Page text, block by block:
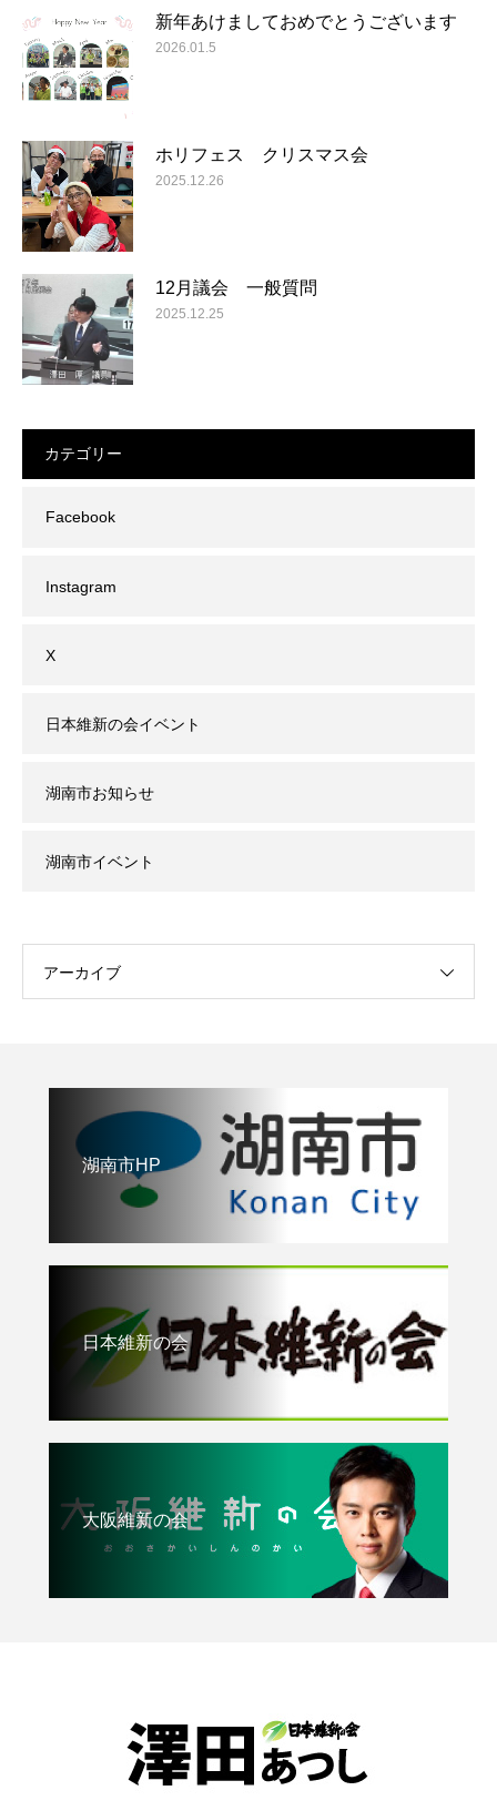
新年あけましておめでとうございます
2026.01.5
ホリフェス クリスマス会
2025.12.26
12月議会 一般質問
2025.12.25
カテゴリー
Facebook
Instagram
X
日本維新の会イベント
湖南市お知らせ
湖南市イベント
アーカイブ
湖南市HP
日本維新の会
大阪維新の会